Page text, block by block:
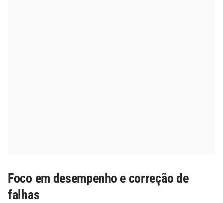
Foco em desempenho e correção de
falhas